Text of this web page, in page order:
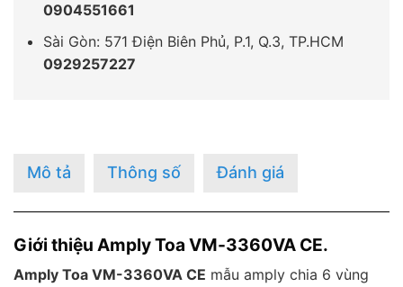
0904551661
Sài Gòn: 571 Điện Biên Phủ, P.1, Q.3, TP.HCM
0929257227
Mô tả Thông số Đánh giá
Giới thiệu Amply Toa VM-3360VA CE.
Amply Toa VM-3360VA CE mẫu amply chia 6 vùng